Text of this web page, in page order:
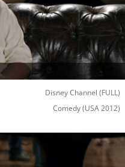
Disney Channel (FULL)
Comedy(USA 2012)